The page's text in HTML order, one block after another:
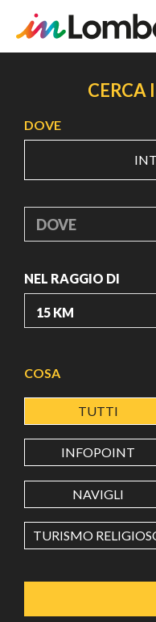
principale
CERCA
DOVE
DOVE
NEL RAGGIO DI
LATITUDINE
LONGITUDINE
Value in decimal
COSA
TUTTI
INFOPOINT
NAVIGLI
TURISMO